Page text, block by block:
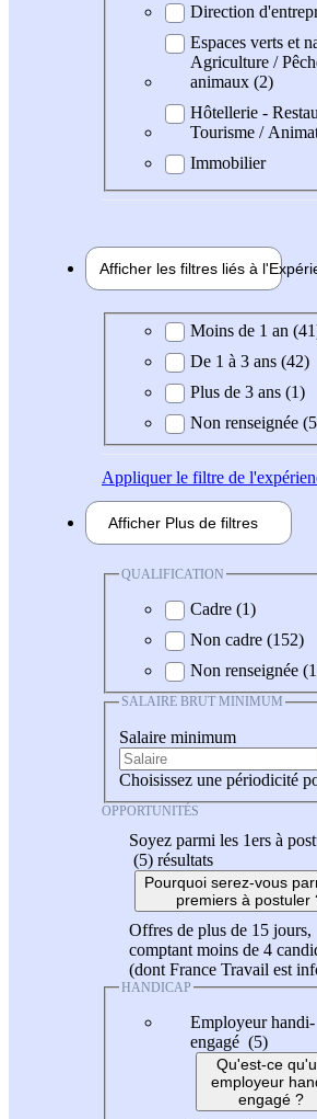
Direction
Espaces verts et
Agriculture /
animaux (2)
Hôtellerie -
Tourisme /
Immobilier
Afficher les filtres liés à l'
Expérience demandée
Moins de 1 an
De 1 à 3 ans (42)
Plus de 3 ans (1)
Non renseignée
Appliquerle filtre de
Afficher Plus de filtres
QUALIFICATION
Cadre (1)
Non cadre (152)
Non renseignée
SALAIRE BRUT MINIMUM
Salaire minimum
Choisissez une périodicité
OPPORTUNITÉS
Soyez parmi les 1ers à
(5) résultats
Pourquoi serez-vous
premiers à postuler
Offres de plus de 15 jours,
comptant moins de 4
(dont France Travail est
HANDICAP
Employeur handi-
engagé (5)
Qu'est-ce
employeur
engagé ?